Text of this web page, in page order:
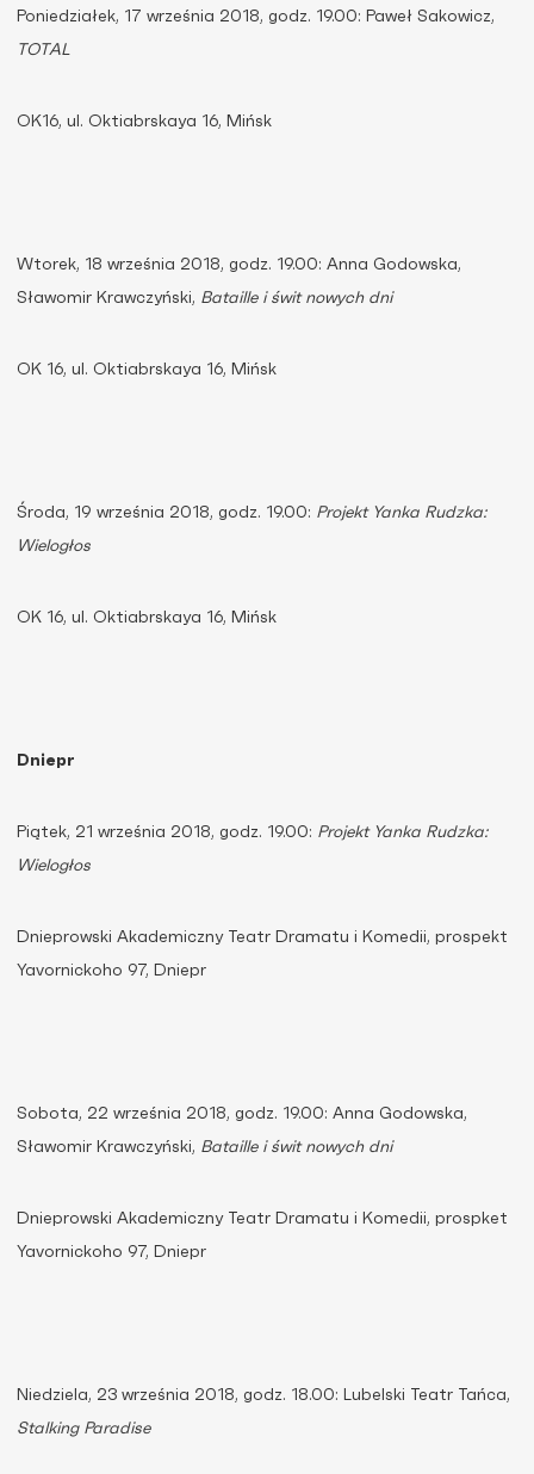
Poniedziałek, 17 września 2018, godz. 19.00: Paweł Sakowicz,
TOTAL
OK16, ul. Oktiabrskaya 16, Mińsk
Wtorek, 18 września 2018, godz. 19.00: Anna Godowska,
Sławomir Krawczyński, Bataille i świt nowych dni
OK 16, ul. Oktiabrskaya 16, Mińsk
Środa, 19 września 2018, godz. 19.00: Projekt Yanka Rudzka:
Wielogłos
OK 16, ul. Oktiabrskaya 16, Mińsk
Dniepr
Piątek, 21 września 2018, godz. 19.00: Projekt Yanka Rudzka:
Wielogłos
Dnieprowski Akademiczny Teatr Dramatu i Komedii, prospekt
Yavornickoho 97, Dniepr
Sobota, 22 września 2018, godz. 19.00: Anna Godowska,
Sławomir Krawczyński, Bataille i świt nowych dni
Dnieprowski Akademiczny Teatr Dramatu i Komedii, prospket
Yavornickoho 97, Dniepr
Niedziela, 23 września 2018, godz. 18.00: Lubelski Teatr Tańca,
Stalking Paradise